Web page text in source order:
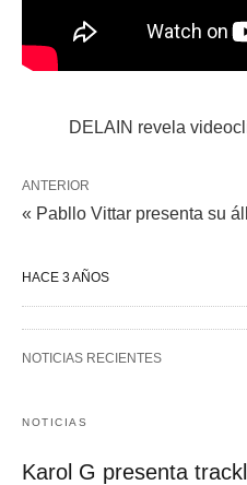
DELAIN revela
ANTERIOR
« Pabllo Vittar presenta su
HACE 3 AÑOS
NOTICIAS RECIENTES
NOTICIAS
Karol G presenta